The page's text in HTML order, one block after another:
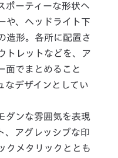
ポーティーな形状へ
や、ヘッドライト下
造形。各所に配置さ
トレットなどを、ア
面でまとめること
なデザインとしてい
ダンな雰囲気を表現
、アグレッシブな印
クメタリックととも